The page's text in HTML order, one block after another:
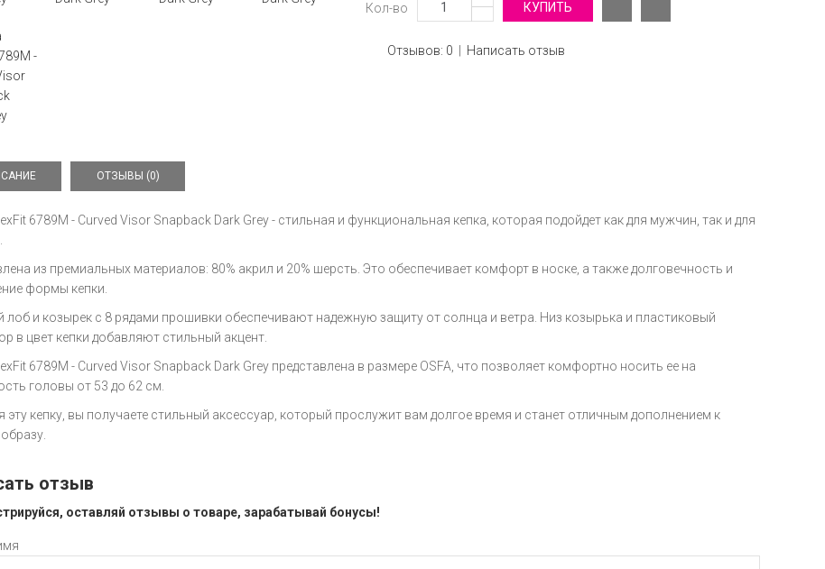
Кол-во
Отзывов: 0 Написать отзыв
ОТЗЫВЫ (0)
6789M - Curved Visor Snapback Dark Grey - стильная и функциональная кепка, которая подойдет как для мужчин, так и для
из премиальных материалов: 80% акрил и 20% шерсть. Это обеспечивает комфорт в носке, а также долговечность и
формы кепки.
лоб и козырек с 8 рядами прошивки обеспечивают надежную защиту от солнца и ветра. Низ козырька и пластиковый
в цвет кепки добавляют стильный акцент.
6789M - Curved Visor Snapback Dark Grey представлена в размере OSFA, что позволяет комфортно носить ее на
головы от 53 до 62 см.
эту кепку, вы получаете стильный аксессуар, который прослужит вам долгое время и станет отличным дополнением к
отзыв
оставляй отзывы о товаре, зарабатывай бонусы!